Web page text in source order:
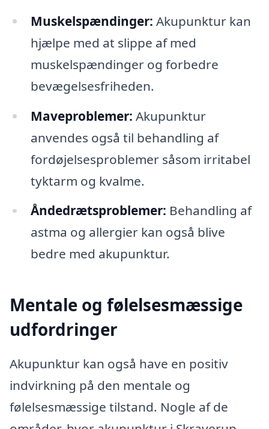
Muskelspændinger: Akupunktur kan
hjælpe med at slippe af med
muskelspændinger og forbedre
bevægelsesfriheden.
Maveproblemer: Akupunktur
anvendes også til behandling af
fordøjelsesproblemer såsom irritabel
tyktarm og kvalme.
Åndedrætsproblemer: Behandling af
astma og allergier kan også blive
bedre med akupunktur.
Mentale og følelsesmæssige
udfordringer
Akupunktur kan også have en positiv
indvirkning på den mentale og
følelsesmæssige tilstand. Nogle af de